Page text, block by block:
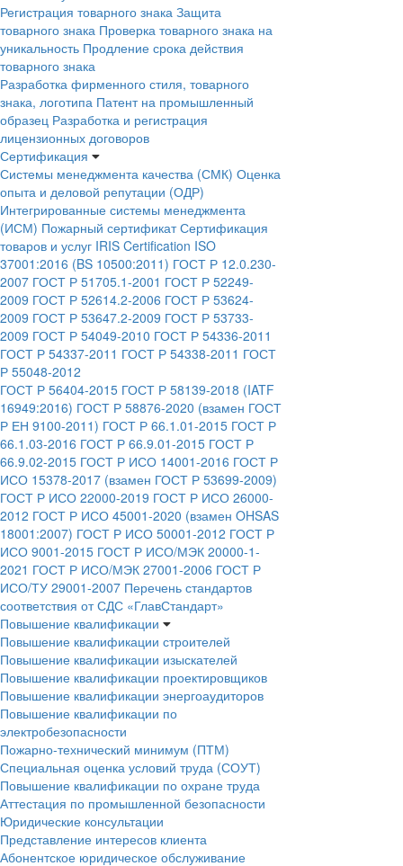
Регистрация товарного знака Защита
товарного знака Проверка товарного знака на
уникальность Продление срока действия
товарного знака
Разработка фирменного стиля, товарного
знака, логотипа Патент на промышленный
образец Разработка и регистрация
лицензионных договоров
Сертификация
Системы менеджмента качества (СМК) Оценка
опыта и деловой репутации (ОДР)
Интегрированные системы менеджмента
(ИСМ) Пожарный сертификат Сертификация
товаров и услуг IRIS Certification ISO
37001:2016 (BS 10500:2011) ГОСТ Р 12.0.230-
2007 ГОСТ Р 51705.1-2001 ГОСТ Р 52249-
2009 ГОСТ Р 52614.2-2006 ГОСТ Р 53624-
2009 ГОСТ Р 53647.2-2009 ГОСТ Р 53733-
2009 ГОСТ Р 54049-2010 ГОСТ Р 54336-2011
ГОСТ Р 54337-2011 ГОСТ Р 54338-2011 ГОСТ
Р 55048-2012
ГОСТ Р 56404-2015 ГОСТ Р 58139-2018 (IATF
16949:2016) ГОСТ Р 58876-2020 (взамен ГОСТ
Р ЕН 9100-2011) ГОСТ Р 66.1.01-2015 ГОСТ Р
66.1.03-2016 ГОСТ Р 66.9.01-2015 ГОСТ Р
66.9.02-2015 ГОСТ Р ИСО 14001-2016 ГОСТ Р
ИСО 15378-2017 (взамен ГОСТ Р 53699-2009)
ГОСТ Р ИСО 22000-2019 ГОСТ Р ИСО 26000-
2012 ГОСТ Р ИСО 45001-2020 (взамен OHSAS
18001:2007) ГОСТ Р ИСО 50001-2012 ГОСТ Р
ИСО 9001-2015 ГОСТ Р ИСО/МЭК 20000-1-
2021 ГОСТ Р ИСО/МЭК 27001-2006 ГОСТ Р
ИСО/ТУ 29001-2007 Перечень стандартов
соответствия от СДС «ГлавСтандарт»
Повышение квалификации
Повышение квалификации строителей
Повышение квалификации изыскателей
Повышение квалификации проектировщиков
Повышение квалификации энергоаудиторов
Повышение квалификации по
электробезопасности
Пожарно-технический минимум (ПТМ)
Специальная оценка условий труда (СОУТ)
Повышение квалификации по охране труда
Аттестация по промышленной безопасности
Юридические консультации
Представление интересов клиента
Абонентское юридическое обслуживание